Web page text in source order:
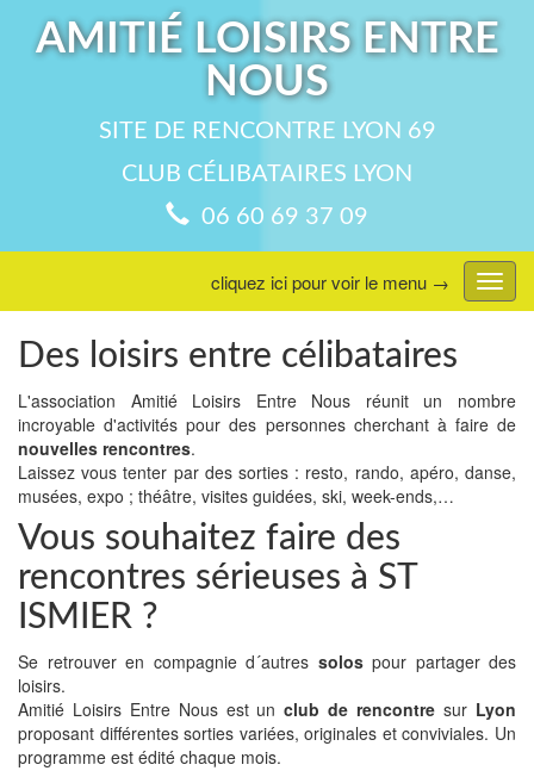
AMITIÉ LOISIRS ENTRE
NOUS
SITE DE RENCONTRE LYON 69
CLUB CÉLIBATAIRES LYON
06 60 69 37 09
menu
cliquez ici pour voir le menu →
Des loisirs entre célibataires
L'association Amitié Loisirs Entre Nous réunit un nombre
incroyable d'activités pour des personnes cherchant à faire de
nouvelles rencontres.
Laissez vous tenter par des sorties : resto, rando, apéro, danse,
musées, expo ; théâtre, visites guidées, ski, week-ends,…
Vous souhaitez faire des
rencontres sérieuses à ST
ISMIER ?
Se retrouver en compagnie d´autres solospour partager des
loisirs.
Amitié Loisirs Entre Nous est unclub de rencontre sur Lyon
proposant différentes sorties variées, originales et conviviales. Un
programme est édité chaque mois.